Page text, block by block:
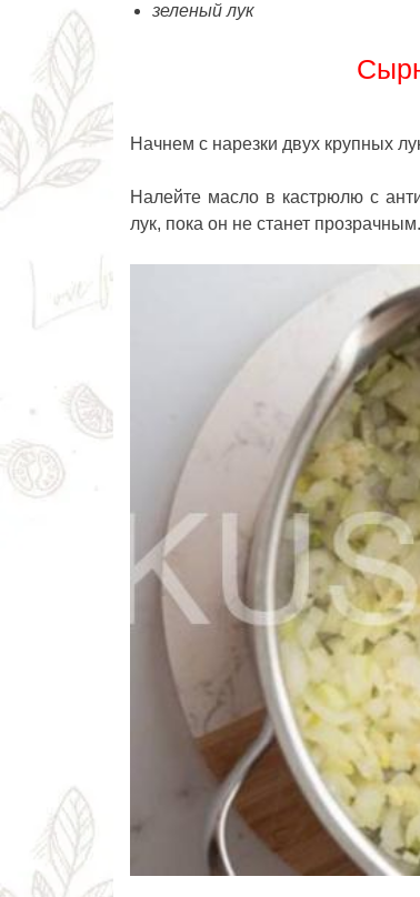
зеленый лук
Начнем с нарезки двух крупных
Налейте масло в кастрюлю с
лук, пока он не станет прозрачным.